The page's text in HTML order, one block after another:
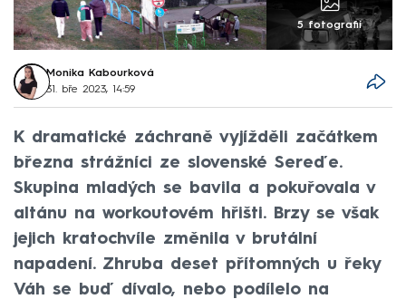
5 fotografií
Monika Kabourková
31. bře 2023, 14:59
K dramatické záchraně vyjížděli začátkem
března strážníci ze slovenské Sereďe.
Skupina mladých se bavila a pokuřovala v
altánu na workoutovém hřišti. Brzy se však
jejich kratochvíle změnila v brutální
napadení. Zhruba deset přítomných u řeky
Váh se buď dívalo, nebo podílelo na